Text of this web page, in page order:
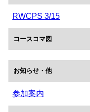
RWCPS 3/15
コースコマ図
お知らせ・他
参加案内